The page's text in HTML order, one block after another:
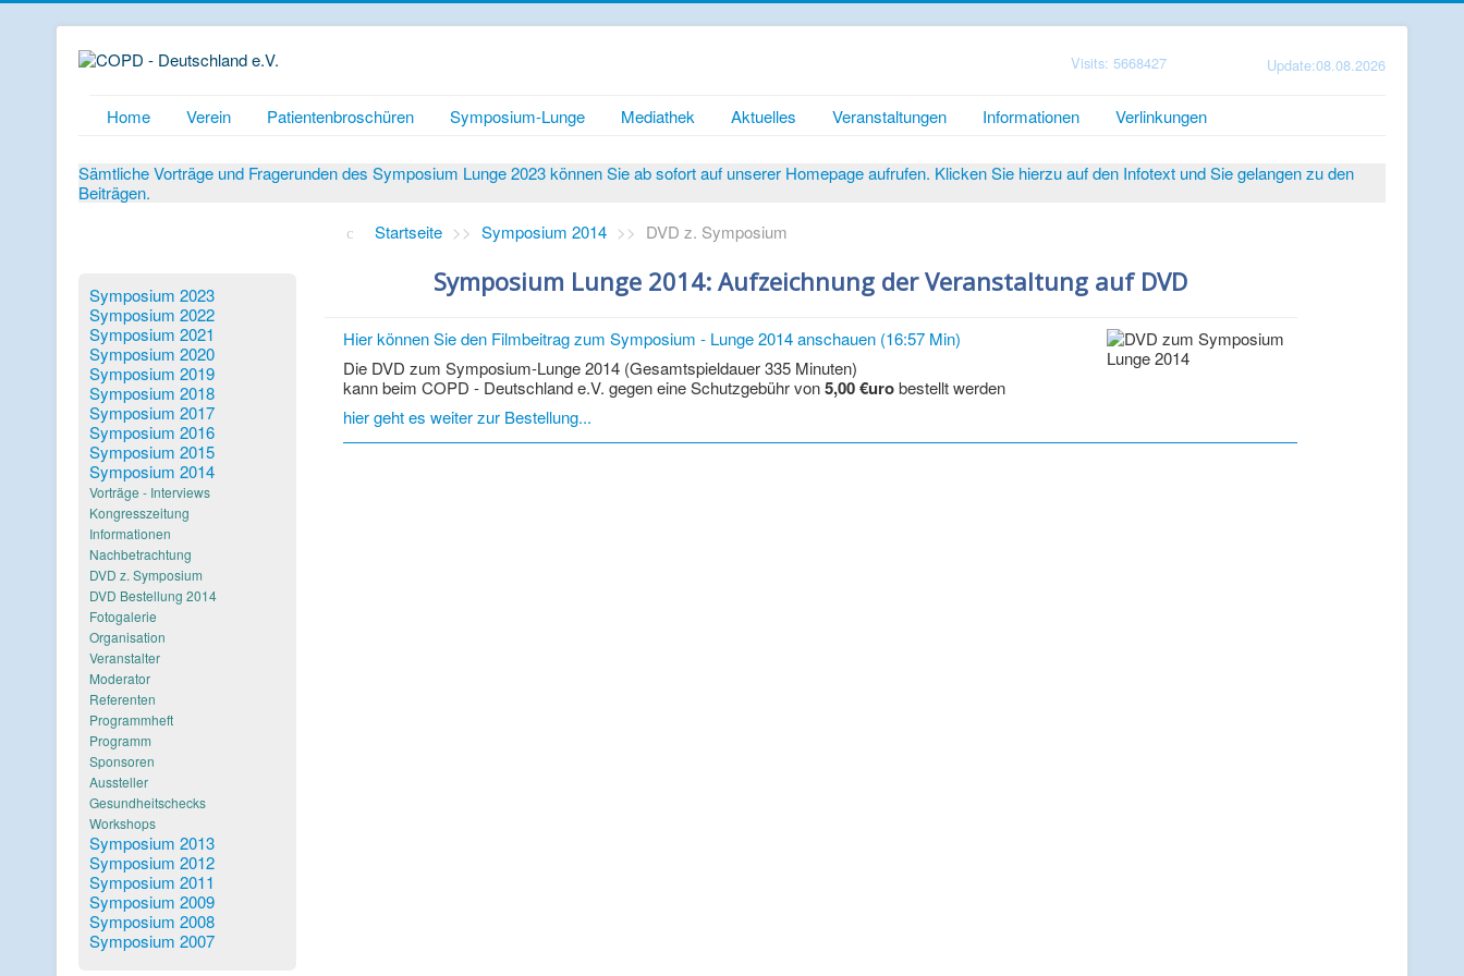
Visits: 5668427 Update:08.08.2026
Home Verein Patientenbroschüren Symposium-Lunge Mediathek Aktuelles Veranstaltungen Informationen Verlinkungen
Sämtliche Vorträge und Fragerunden des Symposium Lunge 2023 können Sie ab sofort auf unserer Homepage aufrufen. Klicken Sie hierzu auf den Infotext und Sie gelangen zu den
Beiträgen.
Symposium 2023
Symposium 2022
Symposium 2021
Symposium 2020
Symposium 2019
Symposium 2018
Symposium 2017
Symposium 2016
Symposium 2015
Symposium 2014
Vorträge - Interviews
Kongresszeitung
Informationen
Nachbetrachtung
DVD z. Symposium
DVD Bestellung 2014
Fotogalerie
Organisation
Veranstalter
Moderator
Referenten
Programmheft
Programm
Sponsoren
Aussteller
Gesundheitschecks
Workshops
Symposium 2013
Symposium 2012
Symposium 2011
Symposium 2009
Symposium 2008
Symposium 2007
Startseite >> Symposium 2014 >> DVD z. Symposium
Symposium Lunge 2014: Aufzeichnung der Veranstaltung auf DVD
Hier können Sie den Filmbeitrag zum Symposium - Lunge 2014 anschauen (16:57 Min)
Die DVD zum Symposium-Lunge 2014 (Gesamtspieldauer 335 Minuten)
kann beim COPD - Deutschland e.V. gegen eine Schutzgebühr von5,00 €urobestellt werden
hier geht es weiter zur Bestellung...